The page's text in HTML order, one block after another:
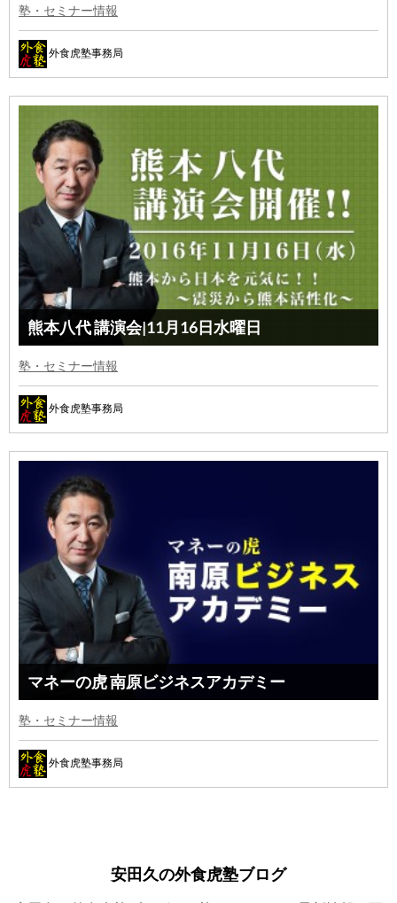
塾・セミナー情報
外食虎塾事務局
熊本八代 講演会|11月16日水曜日
塾・セミナー情報
外食虎塾事務局
マネーの虎 南原ビジネスアカデミー
塾・セミナー情報
外食虎塾事務局
安田久の外食虎塾ブログ